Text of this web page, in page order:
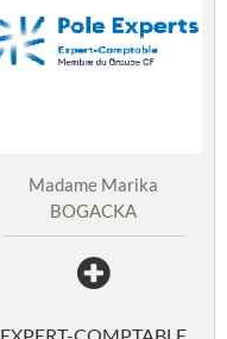
Madame Marika
BOGACKA